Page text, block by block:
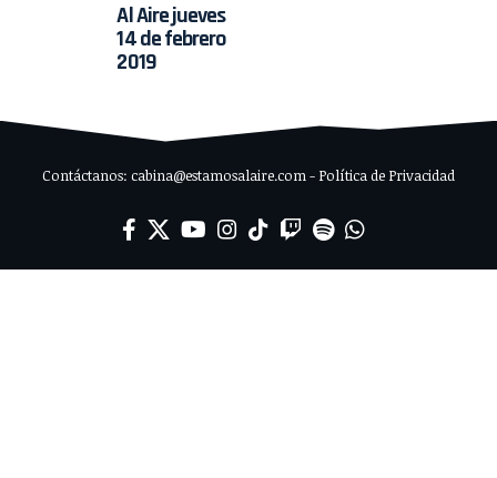
Al Aire jueves
14 de febrero
2019
Contáctanos: cabina@estamosalaire.com - Política de Privacidad